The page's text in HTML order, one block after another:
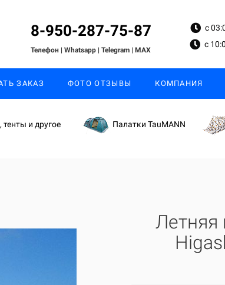
8-950-287-75-87
Телефон | Whatsapp | Telegram | MAX
с
с
ЗАКАЗ ФОТО ОТЗЫВЫ КОМПАНИЯ
и другое Палатки TauMANN
Летняя